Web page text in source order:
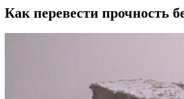
Как перевести прочность